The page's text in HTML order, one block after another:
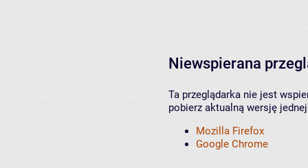
Niewspierana
Ta przeglądarka nie jest
pobierz aktualną wersję
Mozilla Firefox
Google Chrome